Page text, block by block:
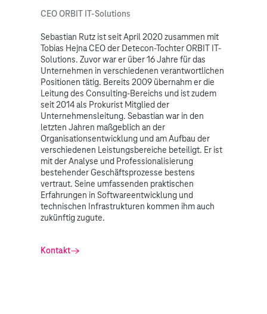
CEO ORBIT IT-Solutions
Sebastian Rutz ist seit April 2020 zusammen mit
Tobias Hejna CEO der Detecon-Tochter ORBIT IT-
Solutions. Zuvor war er über 16 Jahre für das
Unternehmen in verschiedenen verantwortlichen
Positionen tätig. Bereits 2009 übernahm er die
Leitung des Consulting-Bereichs und ist zudem
seit 2014 als Prokurist Mitglied der
Unternehmensleitung. Sebastian war in den
letzten Jahren maßgeblich an der
Organisationsentwicklung und am Aufbau der
verschiedenen Leistungsbereiche beteiligt. Er ist
mit der Analyse und Professionalisierung
bestehender Geschäftsprozesse bestens
vertraut. Seine umfassenden praktischen
Erfahrungen in Softwareentwicklung und
technischen Infrastrukturen kommen ihm auch
zukünftig zugute.
Kontakt